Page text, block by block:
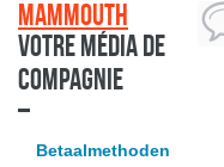
Mammouth
Votre média de
compagnie
Betaalmethoden